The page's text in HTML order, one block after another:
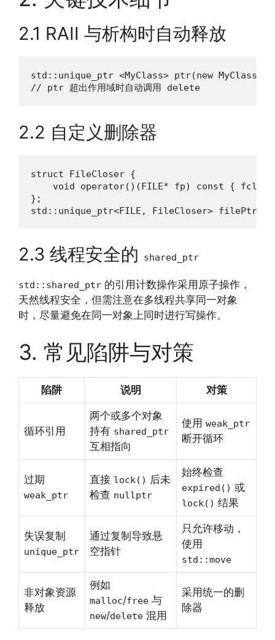
2.1 RAII 与析构时自动释放
std::unique_ptr <MyClass> ptr(new MyClass);
// ptr 超出作用域时自动调用 delete
2.2 自定义删除器
struct FileCloser {
void operator()(FILE* fp) const {
};
std::unique_ptr<FILE, FileCloser>
2.3 线程安全的 shared_ptr
std::shared_ptr 的引用计数操作采用原子操作，
天然线程安全，但需注意在多线程共享同一对象
时，尽量避免在同一对象上同时进行写操作。
3. 常见陷阱与对策
陷阱 说明 对策
循环引用
两个或多个对象
持有 shared_ptr
互相指向
使用 weak_ptr
断开循环
过期
weak_ptr
直接 lock() 后未
检查 nullptr
始终检查
expired() 或
lock() 结果
失误复制
unique_ptr
通过复制导致悬
空指针
只允许移动，
使用
std::move
非对象资源
释放
例如
malloc/free 与
new/delete 混用
采用统一的删
除器